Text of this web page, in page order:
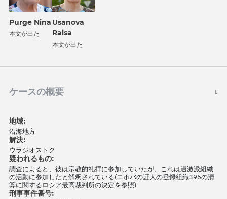
Purge Nina
本文が出た
Usanova
Raisa
本文が出た
ケースの概要
地域:
沿海地方
解決:
ウラジオストク
疑われるもの:
調査によると、彼は宗教的礼拝に参加していたが、これは過激派組織
の活動に参加したと解釈されている(エホバの証人の登録組織396の清
算に関するロシア最高裁判所の決定を参照)
刑事事件番号: